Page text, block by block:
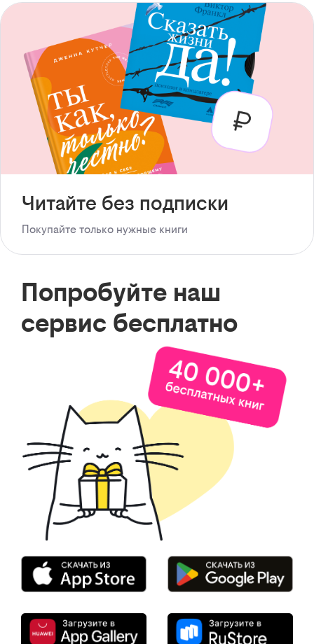
Читайте без подписки
Покупайте только нужные книги
Попробуйте наш
сервис бесплатно